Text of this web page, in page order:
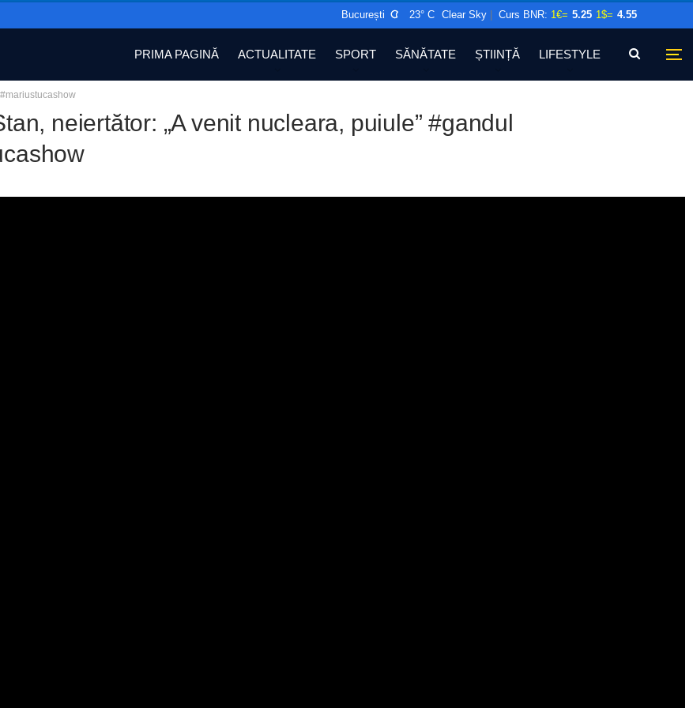
București 23° C Clear Sky |Curs BNR: 1€= 5.25 1$= 4.55
PRIMA PAGINĂ ACTUALITATE SPORT SĂNĂTATE ȘTIINȚĂ LIFESTYLE
neiertător: „A venit nucleara, puiule” #gandul